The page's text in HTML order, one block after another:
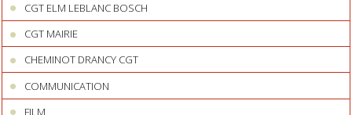
CGT ELM LEBLANC BOSCH
CGT MAIRIE
CHEMINOT DRANCY CGT
COMMUNICATION
FILM